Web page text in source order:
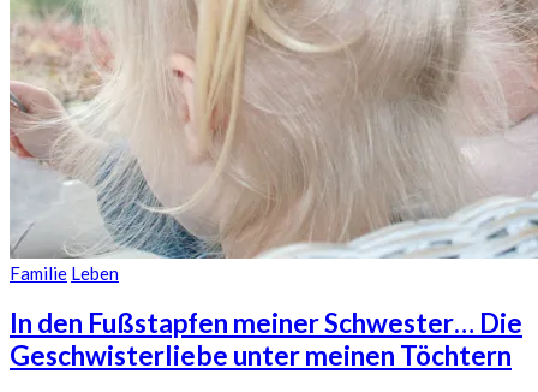
Familie Leben
In den Fußstapfen meiner Schwester… Die
Geschwisterliebe unter meinen Töchtern